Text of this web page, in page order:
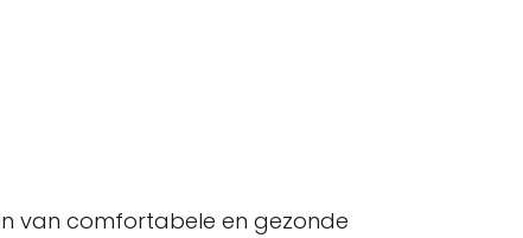
van comfortabele en gezonde